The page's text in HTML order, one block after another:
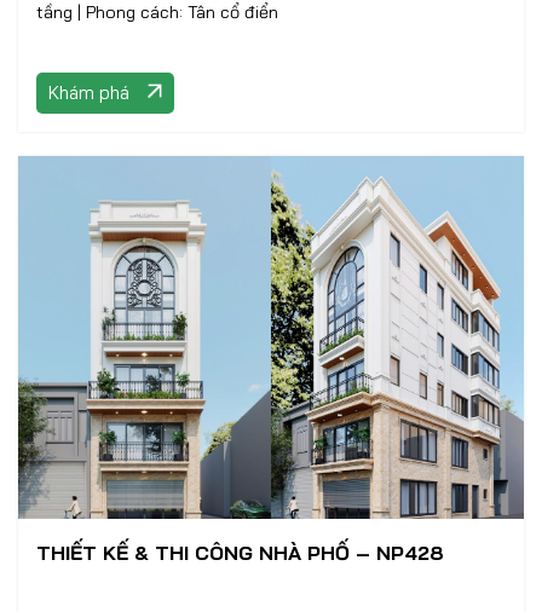
tầng | Phong cách: Tân cổ điển
Khám phá
THIẾT KẾ & THI CÔNG NHÀ PHỐ – NP428